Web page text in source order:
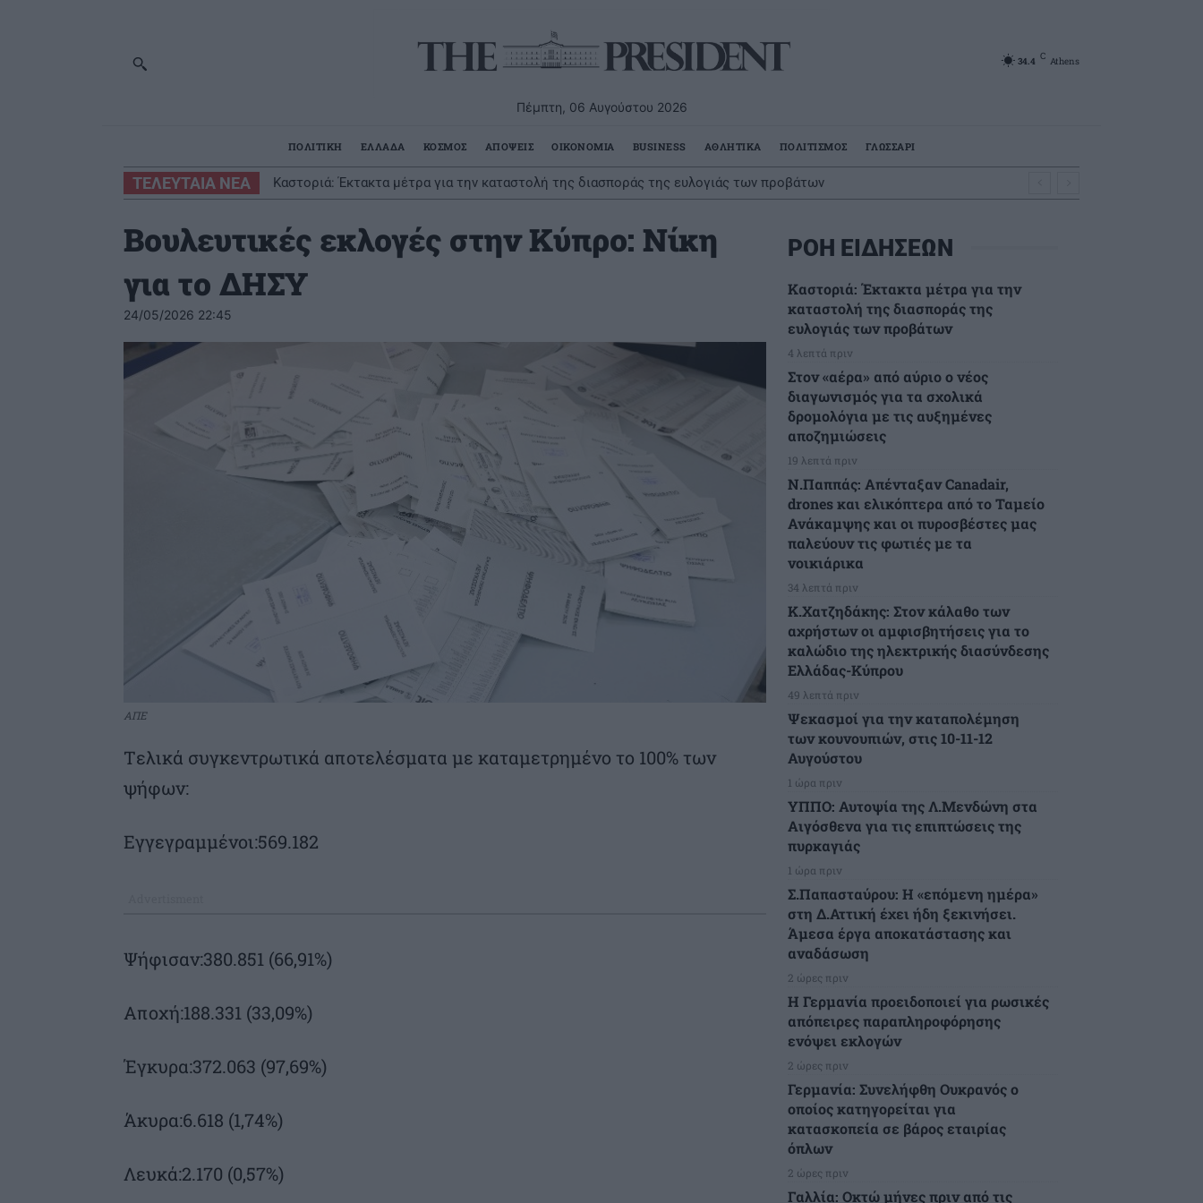
Πέμπτη, 06 Αυγούστου 2026
34.4 C Athens
ΠΟΛΙΤΙΚΗ ΕΛΛΑΔΑ ΚΟΣΜΟΣ ΑΠΟΨΕΙΣ ΟΙΚΟΝΟΜΙΑ BUSINESS ΑΘΛΗΤΙΚΑ ΠΟΛΙΤΙΣΜΟΣ ΓΛΩΣΣΑΡΙ
ΤΕΛΕΥΤΑΙΑ ΝΕΑ Καστοριά: Έκτακτα μέτρα για την καταστολή της διασποράς της ευλογιάς των προβάτων
Στον «αέρα» από αύριο ο νέος διαγωνισμός για τα σχολικά δρομολόγια με τις αυξημένες αποζημιώσεις
Βουλευτικές εκλογές στην Κύπρο: Νίκη
για το ΔΗΣΥ
24/05/2026 22:45
ΑΠΕ
Tελικά συγκεντρωτικά αποτελέσματα με καταμετρημένο το 100% των
ψήφων:
Εγγεγραμμένοι:569.182
Ψήφισαν:380.851 (66,91%)
Αποχή:188.331 (33,09%)
Έγκυρα:372.063 (97,69%)
Άκυρα:6.618 (1,74%)
Λευκά:2.170 (0,57%)
ΡΟΗ ΕΙΔΗΣΕΩΝ
Καστοριά: Έκτακτα μέτρα για την
καταστολή της διασποράς της
ευλογιάς των προβάτων
4 λεπτά πριν
Στον «αέρα» από αύριο ο νέος
διαγωνισμός για τα σχολικά
δρομολόγια με τις αυξημένες
αποζημιώσεις
19 λεπτά πριν
Ν.Παππάς: Απένταξαν Canadair,
drones και ελικόπτερα από το Ταμείο
Ανάκαμψης και οι πυροσβέστες μας
παλεύουν τις φωτιές με τα
νοικιάρικα
34 λεπτά πριν
Κ.Χατζηδάκης: Στον κάλαθο των
αχρήστων οι αμφισβητήσεις για το
καλώδιο της ηλεκτρικής διασύνδεσης
Ελλάδας-Κύπρου
49 λεπτά πριν
Ψεκασμοί για την καταπολέμηση
των κουνουπιών, στις 10-11-12
Αυγούστου
1 ώρα πριν
ΥΠΠΟ: Αυτοψία της Λ.Μενδώνη στα
Αιγόσθενα για τις επιπτώσεις της
πυρκαγιάς
1 ώρα πριν
Σ.Παπασταύρου: Η «επόμενη ημέρα»
στη Δ.Αττική έχει ήδη ξεκινήσει.
Άμεσα έργα αποκατάστασης και
αναδάσωση
2 ώρες πριν
Η Γερμανία προειδοποιεί για ρωσικές
απόπειρες παραπληροφόρησης
ενόψει εκλογών
2 ώρες πριν
Γερμανία: Συνελήφθη Ουκρανός ο
οποίος κατηγορείται για
κατασκοπεία σε βάρος εταιρίας
όπλων
2 ώρες πριν
Γαλλία: Οκτώ μήνες πριν από τις